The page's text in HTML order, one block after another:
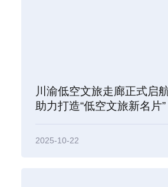
川渝低空文旅走廊正式启
助力打造“低空文旅新名片”
2025-10-22